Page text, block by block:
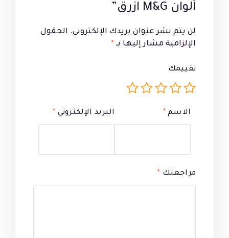
ألوان M&G ازرق”
لن يتم نشر عنوان بريدك الإلكتروني. الحقول
الإلزامية مشار إليها بـ *
تقييمك
مراجعتك *
الاسم * البريد الإلكتروني *